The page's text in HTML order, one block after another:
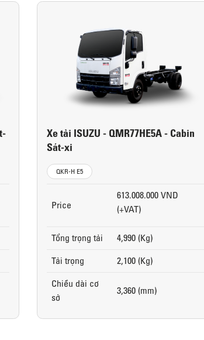
Xe tải ISUZU - QMR77HE5A - Cabin
Sát-xi
QKR-H E5
Price
613.008.000 VND
(+VAT)
Tổng trọng tải
4,990 (Kg)
Tải trọng
2,100 (Kg)
Chiều dài cơ
sở
3,360 (mm)